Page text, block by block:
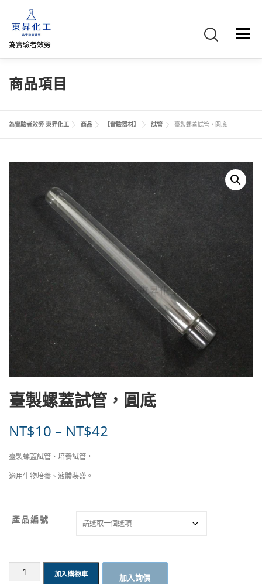
為實驗者效勞
選單
首頁 關於我們
網路商店 直購專區 詢價車、購物車/會員
商品項目
為實驗者效勞-東昇化工 商品 【實驗器材】 試管 臺製螺蓋試管，圓底
臺製螺蓋試管，圓底
NT$10 – NT$42
：
臺製螺蓋試管、培養試管，
適用生物培養、液體裝盛。
產品編號
加入購物車 加入詢價